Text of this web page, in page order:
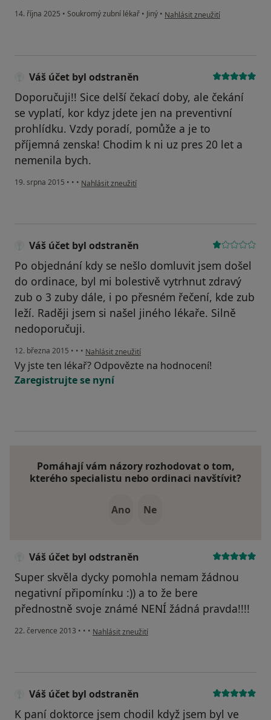
14. října 2025 • Soukromý zubní lékař • Jiný • podle názoru uživatele Jana
Nahlásit zneužití
Váš účet byl odstraněn
Doporučuji!! Sice delší čekací doby, ale čekání
se vyplatí, kor kdyz jdete jen na preventivní
prohlídku. Vzdy poradí, pomůže a je to
příjemná zenska! Chodim k ni uz pres 20 let a
nemenila bych.
19. srpna 2015 • • • podle názoru uživatele Váš účet byl odstraněn
Nahlásit zneužití
Váš účet byl odstraněn
Po objednání kdy se nešlo domluvit jsem došel
do ordinace, byl mi bolestivě vytrhnut zdravý
zub o 3 zuby dále, i po přesném řečení, kde zub
leží. Raději jsem si našel jiného lékaře. Silně
nedoporučuji.
12. března 2015 • • • podle názoru uživatele Váš účet byl odstraněn
Nahlásit zneužití
Vy jste ten lékař? Odpovězte na hodnocení!
Zaregistrujte se nyní
Pomáhají vám názory rozhodovat o tom,
kterého specialistu nebo ordinaci navštívit?
Ano Ne
Váš účet byl odstraněn
Super skvěla dycky pomohla nemam žádnou
negativní připomínku :)) a to že bere
přednostně svoje známé NENÍ žádná pravda!!!!
22. července 2013 • • • podle názoru uživatele Váš účet byl odstraněn
Nahlásit zneužití
Váš účet byl odstraněn
K paní doktorce jsem chodil když jsem byl ve